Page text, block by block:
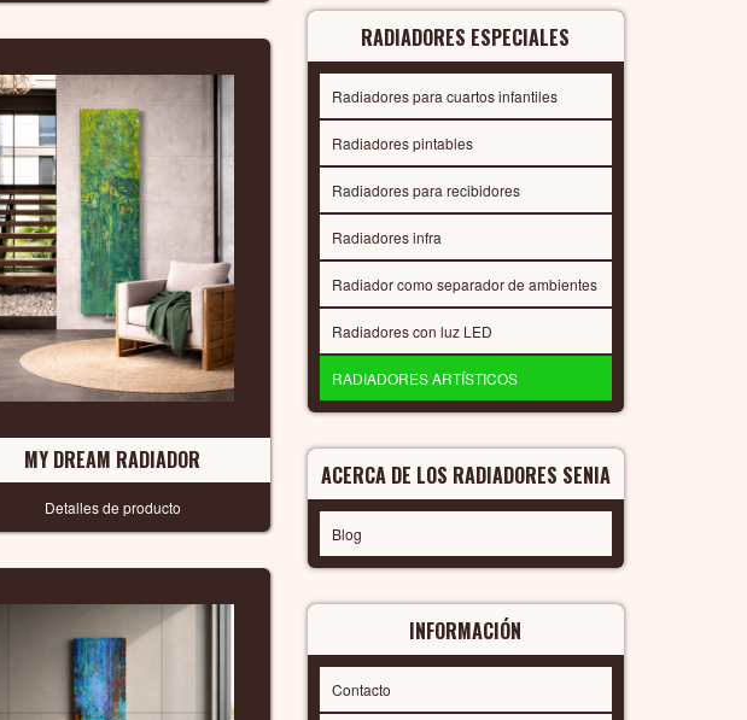
MY DREAM RADIADOR
Detalles de producto
RADIADORES ESPECIALES
Radiadores para cuartos infantiles
Radiadores pintables
Radiadores para recibidores
Radiadores infra
Radiador como separador de ambientes
Radiadores con luz LED
RADIADORES ARTÍSTICOS
ACERCA DE LOS RADIADORES SENIA
Blog
INFORMACIÓN
Contacto